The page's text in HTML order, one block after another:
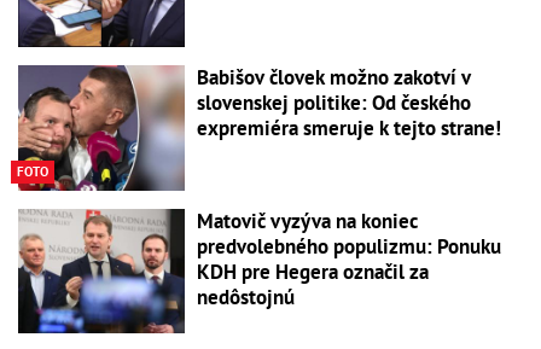
FOTO
Babišov človek možno zakotví v
slovenskej politike: Od českého
expremiéra smeruje k tejto strane!
Matovič vyzýva na koniec
predvolebného populizmu: Ponuku
KDH pre Hegera označil za
nedôstojnú